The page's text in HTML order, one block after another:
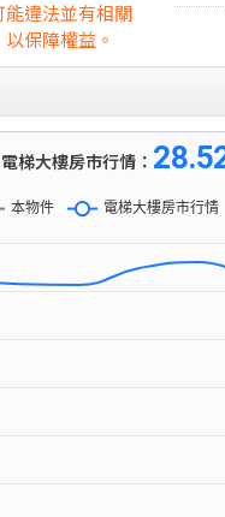
違法並有相關
保障權益。
電梯大樓房市行情：